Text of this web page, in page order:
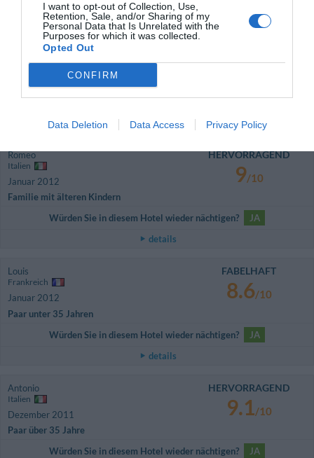
I want to opt-out of Collection, Use,
Retention, Sale, and/or Sharing of my
Personal Data that Is Unrelated with the
Purposes for which it was collected.
Opted Out
CONFIRM
Data Deletion Data Access Privacy Policy
details
Januar 2012
Einzelreisender Business
Würden Sie in diesem Hotel wieder nächtigen?
JA
details
Romeo
Italien
Januar 2012
Familie mit älteren Kindern
HERVORRAGEND
9/10
Würden Sie in diesem Hotel wieder nächtigen?
JA
details
Louis
Frankreich
Januar 2012
Paar unter 35 Jahren
FABELHAFT
8.6/10
Würden Sie in diesem Hotel wieder nächtigen?
JA
details
Antonio
Italien
Dezember 2011
Paar über 35 Jahre
HERVORRAGEND
9.1/10
Würden Sie in diesem Hotel wieder nächtigen?
JA